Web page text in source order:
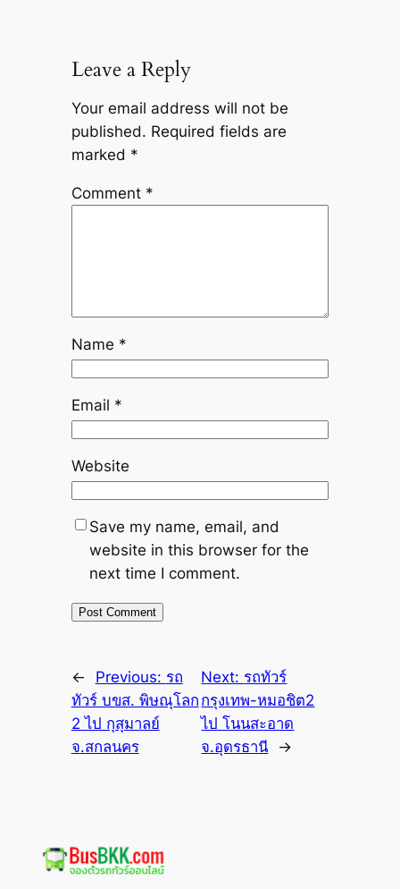
Leave a Reply
Your email address will not be
published. Required fields are
marked *
Comment *
Name *
Email *
Website
Save my name, email, and
website in this browser for the
next time I comment.
← Previous: รถ
ทัวร์ บขส. พิษณุโลก
2 ไป กุสุมาลย์
จ.สกลนคร
Next: รถทัวร์
กรุงเทพ-หมอชิต2
ไป โนนสะอาด
จ.อุดรธานี
→